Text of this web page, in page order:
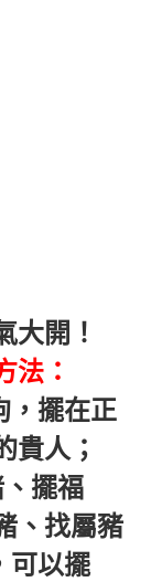
大開！
法：
貴人；
擺福
、找屬豬
可以擺